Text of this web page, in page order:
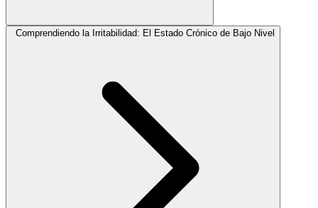
Comprendiendo la Irritabilidad: El Estado Crónico de Bajo Nivel